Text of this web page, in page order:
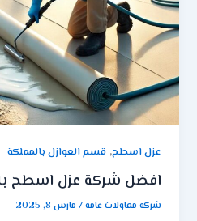
عزل اسطح,قسم العوازل بالمملكة
افضل شركة عزل اسطح
شركة مقاولات عامة/ مارس 8, 2025